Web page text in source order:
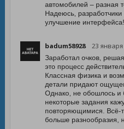
автомобилей – разная
Надеюсь,
улучшение интерфейса!
badum58928 23 января
Заработал очков,
это процесс
Классная физика и
детали придают
Однако, не обошлось и
некоторые задания
повторяющимися. Всё-
больше